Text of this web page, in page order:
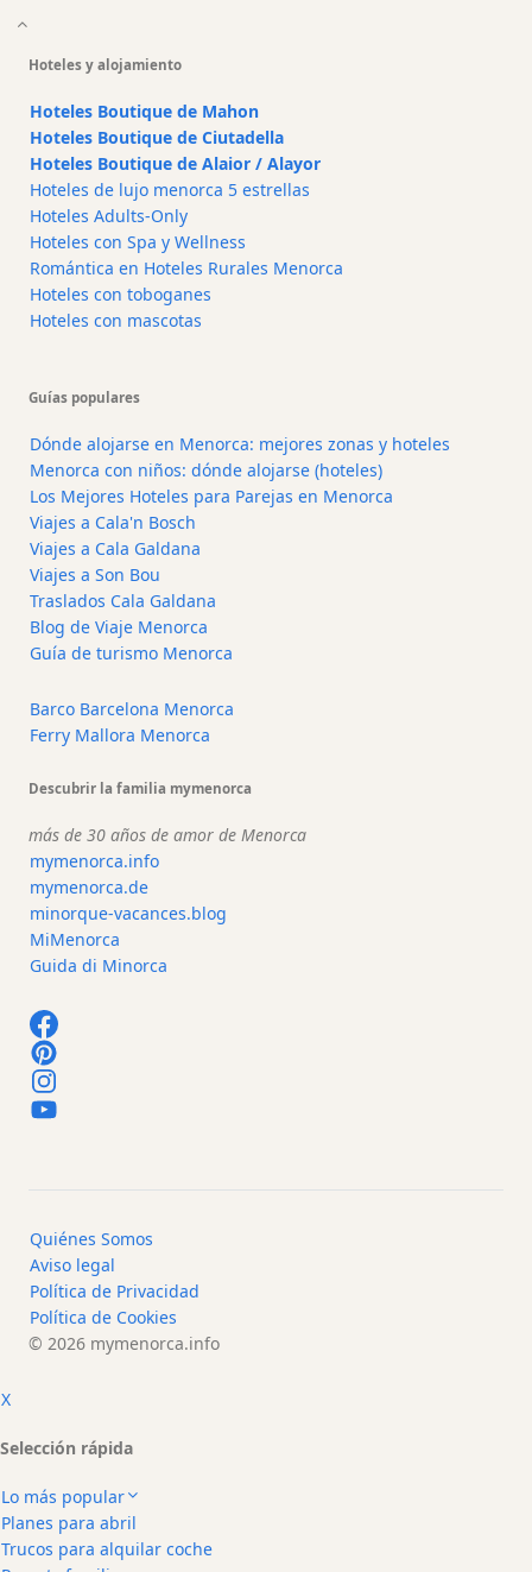
bicicletas
Alquiler
Standup
Paddle
Alquiler
kayaks
de
Alquiler
barcos
Alquiler
vehículos
Menorca
Experiencias
movilidad
Deportivo
Golf
Shows
Eventos
anuales
Location
Submit
Hoteles y alojamiento
Hoteles Boutique de Mahon
Hoteles Boutique de Ciutadella
Hoteles Boutique de Alaior / Alayor
Hoteles de lujo menorca 5 estrellas
Hoteles Adults-Only
Hoteles con Spa y Wellness
Romántica en Hoteles Rurales Menorca
Hoteles con toboganes
Hoteles con mascotas
Guías populares
Dónde alojarse en Menorca: mejores zonas y hoteles
Menorca con niños: dónde alojarse (hoteles)
Los Mejores Hoteles para Parejas en Menorca
Viajes a Cala'n Bosch
Viajes a Cala Galdana
Viajes a Son Bou
Traslados Cala Galdana
Blog de Viaje Menorca
Guía de turismo Menorca
Barco Barcelona Menorca
Ferry Mallora Menorca
Descubrir la familia mymenorca
más de 30 años de amor de Menorca
mymenorca.info
mymenorca.de
minorque-vacances.blog
MiMenorca
Guida di Minorca
Quiénes Somos
Aviso legal
Política de Privacidad
Política de Cookies
© 2026 mymenorca.info
X
Selección rápida
Lo más popular
Planes para abril
Trucos para alquilar coche